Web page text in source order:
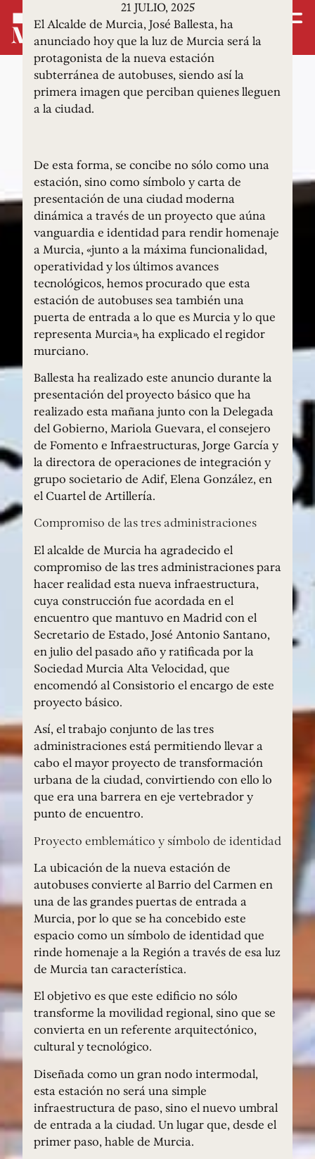
21 JULIO, 2025
El Alcalde de Murcia, José Ballesta, ha
anunciado hoy que la luz de Murcia será la
protagonista de la nueva estación
subterránea de autobuses, siendo así la
primera imagen que perciban quienes lleguen
a la ciudad.
De esta forma, se concibe no sólo como una
estación, sino como símbolo y carta de
presentación de una ciudad moderna
dinámica a través de un proyecto que aúna
vanguardia e identidad para rendir homenaje
a Murcia, «junto a la máxima funcionalidad,
operatividad y los últimos avances
tecnológicos, hemos procurado que esta
estación de autobuses sea también una
puerta de entrada a lo que es Murcia y lo que
representa Murcia», ha explicado el regidor
murciano.
Ballesta ha realizado este anuncio durante la
presentación del proyecto básico que ha
realizado esta mañana junto con la Delegada
del Gobierno, Mariola Guevara, el consejero
de Fomento e Infraestructuras, Jorge García y
la directora de operaciones de integración y
grupo societario de Adif, Elena González, en
el Cuartel de Artillería.
Compromiso de las tres administraciones
El alcalde de Murcia ha agradecido el
compromiso de las tres administraciones para
hacer realidad esta nueva infraestructura,
cuya construcción fue acordada en el
encuentro que mantuvo en Madrid con el
Secretario de Estado, José Antonio Santano,
en julio del pasado año y ratificada por la
Sociedad Murcia Alta Velocidad, que
encomendó al Consistorio el encargo de este
proyecto básico.
Así, el trabajo conjunto de las tres
administraciones está permitiendo llevar a
cabo el mayor proyecto de transformación
urbana de la ciudad, convirtiendo con ello lo
que era una barrera en eje vertebrador y
punto de encuentro.
Proyecto emblemático y símbolo de identidad
La ubicación de la nueva estación de
autobuses convierte al Barrio del Carmen en
una de las grandes puertas de entrada a
Murcia, por lo que se ha concebido este
espacio como un símbolo de identidad que
rinde homenaje a la Región a través de esa luz
de Murcia tan característica.
El objetivo es que este edificio no sólo
transforme la movilidad regional, sino que se
convierta en un referente arquitectónico,
cultural y tecnológico.
Diseñada como un gran nodo intermodal,
esta estación no será una simple
infraestructura de paso, sino el nuevo umbral
de entrada a la ciudad. Un lugar que, desde el
primer paso, hable de Murcia.